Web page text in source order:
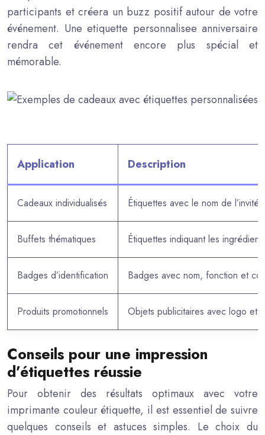
participants et créera un buzz positif autour de votre
événement. Une etiquette personnalisee anniversaire
rendra cet événement encore plus spécial et
mémorable.
Application Description
Cadeaux individualisés Étiquettes avec le nom de l’invité
Buffets thématiques Étiquettes indiquant les
Badges d’identification Badges avec nom, fonction et
Produits promotionnels Objets publicitaires avec logo et
Conseils pour une impression
d’étiquettes réussie
Pour obtenir des résultats optimaux avec votre
imprimante couleur étiquette, il est essentiel de suivre
quelques conseils et astuces simples. Le choix du